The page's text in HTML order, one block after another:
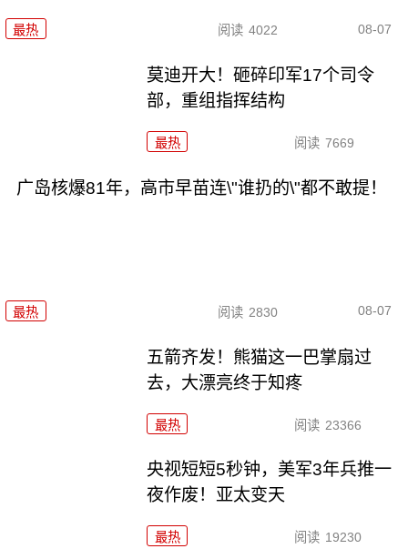
最热 阅读 4022 08-07
莫迪开大！砸碎印军17个司令
部，重组指挥结构
最热 阅读 7669
广岛核爆81年，高市早苗连\"谁扔的\"都不敢提！
最热 阅读 2830 08-07
五箭齐发！熊猫这一巴掌扇过
去，大漂亮终于知疼
最热 阅读 23366
央视短短5秒钟，美军3年兵推一
夜作废！亚太变天
最热 阅读 19230